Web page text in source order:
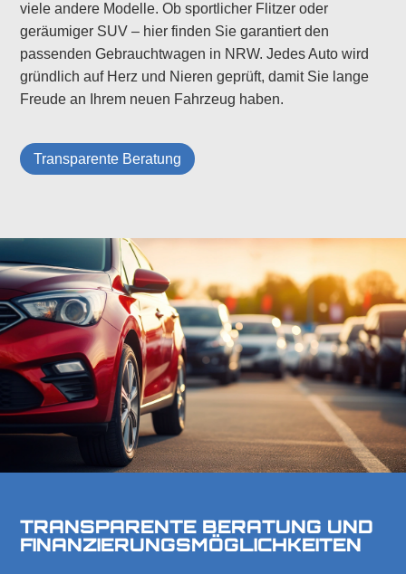
Ihr
Vorteil
Marktplatz
viele andere Modelle. Ob sportlicher Flitzer oder
geräumiger SUV – hier finden Sie garantiert den
passenden Gebrauchtwagen in NRW. Jedes Auto wird
gründlich auf Herz und Nieren geprüft, damit Sie lange
Freude an Ihrem neuen Fahrzeug haben.
Transparente Beratung
TRANSPARENTE BERATUNG UND
FINANZIERUNGSMÖGLICHKEITEN